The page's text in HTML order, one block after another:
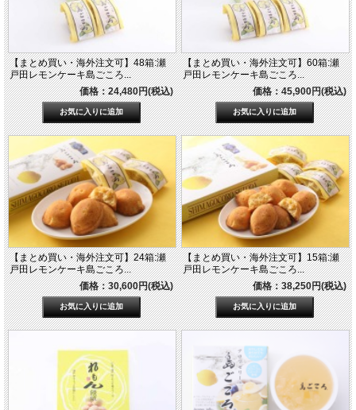
【まとめ買い・海外注文可】48箱:瀬
戸田レモンケーキ島ごころ...
価格：24,480円(税込)
【まとめ買い・海外注文可】60箱:瀬
戸田レモンケーキ島ごころ...
価格：45,900円(税込)
【まとめ買い・海外注文可】24箱:瀬
戸田レモンケーキ島ごころ...
価格：30,600円(税込)
【まとめ買い・海外注文可】15箱:瀬
戸田レモンケーキ島ごころ...
価格：38,250円(税込)